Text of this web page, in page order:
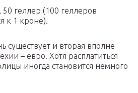
геллер (100 геллеров
к 1 кроне).
существует и вторая вполне
– евро. Хотя расплатиться
иногда становится немного